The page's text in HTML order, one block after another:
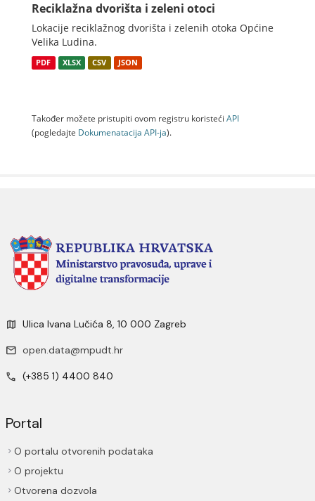
Reciklažna dvorišta i zeleni otoci
Lokacije reciklažnog dvorišta i zelenih otoka Općine
Velika Ludina.
PDF XLSX CSV JSON
Također možete pristupiti ovom registru koristeći API
(pogledajte Dokumenаtаcijа API-jа).